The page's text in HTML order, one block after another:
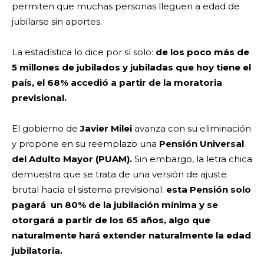
permiten que muchas personas lleguen a edad de
jubilarse sin aportes.
La estadística lo dice por sí solo: de los poco más de
5 millones de jubilados y jubiladas que hoy tiene el
país, el 68% accedió a partir de la moratoria
previsional.
El gobierno deJavier Milei avanza con su eliminación
y propone en su reemplazo una Pensión Universal
del Adulto Mayor (PUAM). Sin embargo, la letra chica
demuestra que se trata de una versión de ajuste
brutal hacia el sistema previsional: esta Pensión solo
pagará un 80% de la jubilación mínima y se
otorgará a partir de los 65 años, algo que
naturalmente hará extender naturalmente la edad
jubilatoria.